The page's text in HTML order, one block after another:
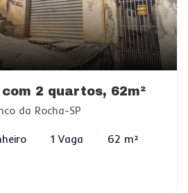
2 quartos, 62m²
da Rocha-SP
1 Vaga 62 m²